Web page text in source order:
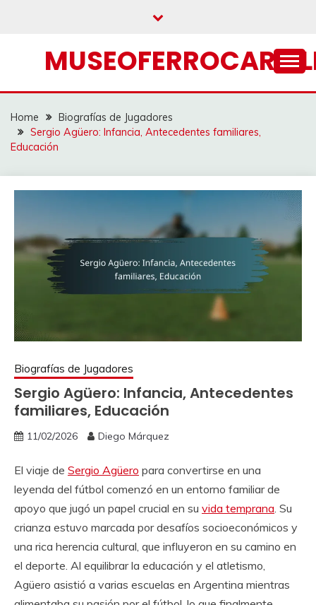
Home
Biografías de Jugadores
Sergio Agüero: Infancia, Antecedentes familiares,
Educación
Biografías de Jugadores
Sergio Agüero: Infancia, Antecedentes
familiares, Educación
11/02/2026 Diego Márquez
El viaje de Sergio Agüero para convertirse en una
leyenda del fútbol comenzó en un entorno familiar de
apoyo que jugó un papel crucial en su vida temprana. Su
crianza estuvo marcada por desafíos socioeconómicos y
una rica herencia cultural, que influyeron en su camino en
el deporte. Al equilibrar la educación y el atletismo,
Agüero asistió a varias escuelas en Argentina mientras